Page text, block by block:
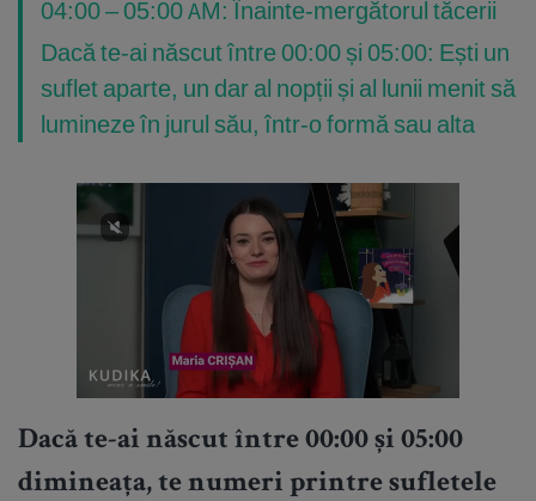
04:00 – 05:00 AM: Înainte-mergătorul tăcerii
Dacă te-ai născut între 00:00 și 05:00: Ești un
suflet aparte, un dar al nopții și al lunii menit să
lumineze în jurul său, într-o formă sau alta
Dacă te-ai născut între 00:00 și 05:00
dimineața, te numeri printre sufletele